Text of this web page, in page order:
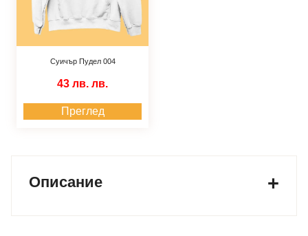
Суичър Пудел 004
43 лв. лв.
Преглед
Описание